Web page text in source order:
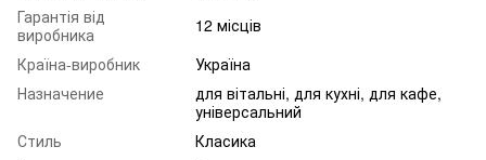
Гарантія від
виробника
12 місців
Країна-виробник
Україна
Назначение
для вітальні, для кухні, для кафе,
універсальний
Стиль
Класика